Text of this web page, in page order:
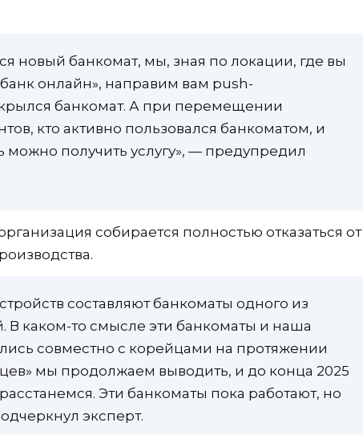
новый банкомат, мы, зная по локации, где вы
онлайн», направим вам push-
банкомат. А при перемещении
кто активно пользовался банкоматом, и
получить услугу», — предупредил
собирается полностью отказаться от
составляют банкоматы одного из
В каком-то смысле эти банкоматы и наша
совместно с корейцами на протяжении
мы продолжаем выводить, и до конца 2025
Эти банкоматы пока работают, но
эксперт.